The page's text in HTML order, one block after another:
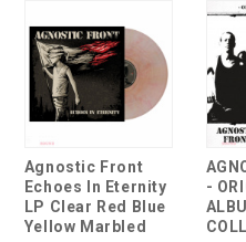
Agnostic Front
Echoes In Eternity
LP Clear Red Blue
Yellow Marbled
-